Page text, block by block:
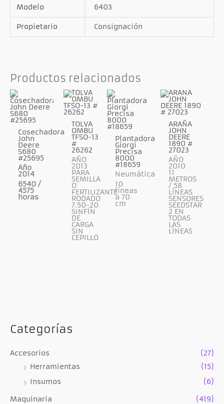
Categorías
Accesorios
(27)
Herramientas
(15)
Insumos
(6)
Maquinaria
(419)
Modelo 6403
Propietario Consignación
Productos relacionados
Cosechadora
John
Deere
S680
#25695
Año
2014
6540 /
4575
horas
TOLVA
OMBU
TFSO-13
#
26262
AÑO
2013
PARA
SEMILLA
O
FERTILIZANTE
RODADO
7.50-20
SINFÍN
DE
CARGA
SIN
CEPILLO
Plantadora
Giorgi
Precisa
8000
#18659
Neumática
10
líneas
a 70
cm
ARAÑA
JOHN
DEERE
1890 #
27023
AÑO
2010
11
METROS
/ 58
LÍNEAS
SENSORES
SEEDSTAR
2 EN
TODAS
LAS
LÍNEAS